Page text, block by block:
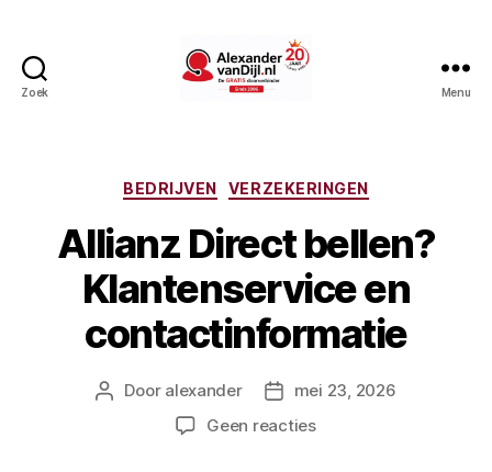
Zoek Menu
Categorieën
BEDRIJVEN VERZEKERINGEN
Allianz Direct bellen?
Klantenservice en
contactinformatie
Berichtauteur
Door alexander Berichtdatum
mei 23, 2026
Geen reactiesop